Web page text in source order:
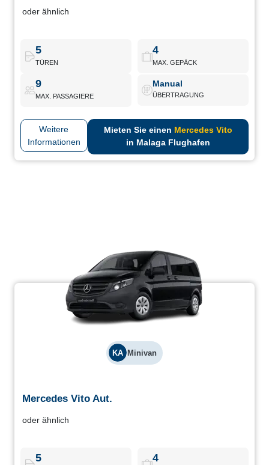
oder ähnlich
5
TÜREN
4
MAX. GEPÄCK
9
MAX. PASSAGIERE
Manual
ÜBERTRAGUNG
Weitere
Informationen
Mieten Sie einen Mercedes Vito
in Malaga Flughafen
KA Minivan
Mercedes Vito Aut.
oder ähnlich
5 4
Mercedes Vito Aut.